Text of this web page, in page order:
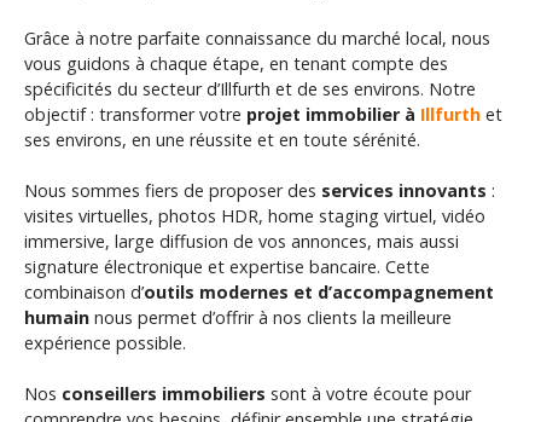
Grâce à notre parfaite connaissance du marché local, nous
vous guidons à chaque étape, en tenant compte des
spécificités du secteur d’Illfurth et de ses environs. Notre
objectif : transformer votre projet immobilier à Illfurth et
ses environs, en une réussite et en toute sérénité.
Nous sommes fiers de proposer des services innovants :
visites virtuelles, photos HDR, home staging virtuel, vidéo
immersive, large diffusion de vos annonces, mais aussi
signature électronique et expertise bancaire. Cette
combinaison d’outils modernes et d’accompagnement
humain nous permet d’offrir à nos clients la meilleure
expérience possible.
Nos conseillers immobiliers sont à votre écoute pour